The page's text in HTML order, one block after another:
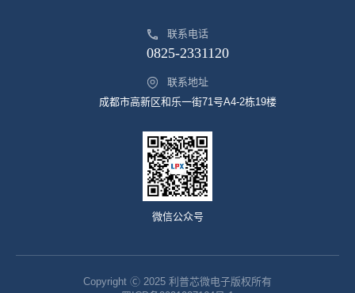
联系电话
0825-2331120
联系地址
成都市高新区和乐一街71号A4-2栋19楼
微信公众号
Copyright Ⓒ 2025 利普芯微电子版权所有